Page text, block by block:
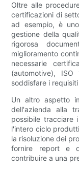
Oltre alle
certificazioni di
ad esempio, è
gestione della
rigorosa
miglioramento
necessarie
(automotive),
soddisfare i
Un altro aspetto
dell'azienda alla
possibile tracciare
l'intero ciclo
la risoluzione dei
fornire report e
contribuire a una